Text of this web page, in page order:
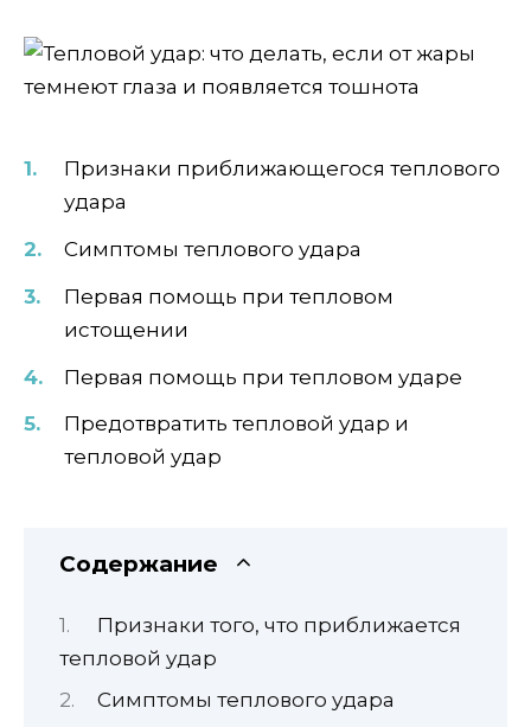
Признаки приближающегося теплового
удара
Симптомы теплового удара
Первая помощь при тепловом
истощении
Первая помощь при тепловом ударе
Предотвратить тепловой удар и
тепловой удар
Содержание
Признаки того, что приближается
тепловой удар
Симптомы теплового удара